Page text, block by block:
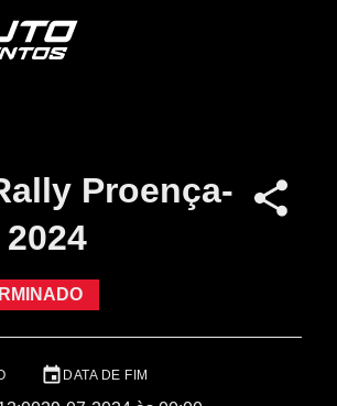
Proença-
DATA DE FIM